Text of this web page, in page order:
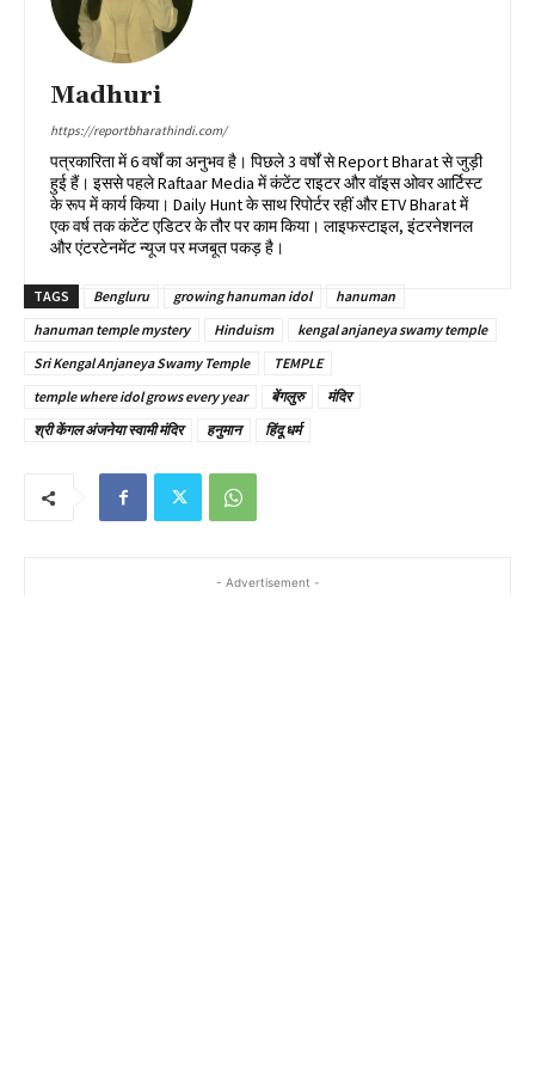
Madhuri
https://reportbharathindi.com/
पत्रकारिता में 6 वर्षों का अनुभव है। पिछले 3 वर्षों से Report Bharat से जुड़ी
हुई हैं। इससे पहले Raftaar Media में कंटेंट राइटर और वॉइस ओवर आर्टिस्ट
के रूप में कार्य किया। Daily Hunt के साथ रिपोर्टर रहीं और ETV Bharat में
एक वर्ष तक कंटेंट एडिटर के तौर पर काम किया। लाइफस्टाइल, इंटरनेशनल
और एंटरटेनमेंट न्यूज पर मजबूत पकड़ है।
TAGS Bengluru growing hanuman idol
hanuman
hanuman temple mystery
Hinduism
kengal anjaneya swamy temple
Sri Kengal Anjaneya Swamy Temple
TEMPLE
temple where idol grows every year
बेंगलुरु
मंदिर
श्री केंगल अंजनेया स्वामी मंदिर
हनुमान हिंदू धर्म
- Advertisement -